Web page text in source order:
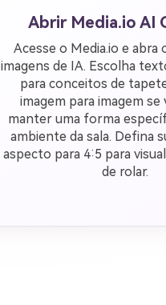
Abrir Media.io AI
Acesse o Media.io e abra
imagens de IA. Escolha
para conceitos de
imagem para imagem se
manter uma forma
ambiente da sala. Defina
aspecto para 4:5 para
de rolar.